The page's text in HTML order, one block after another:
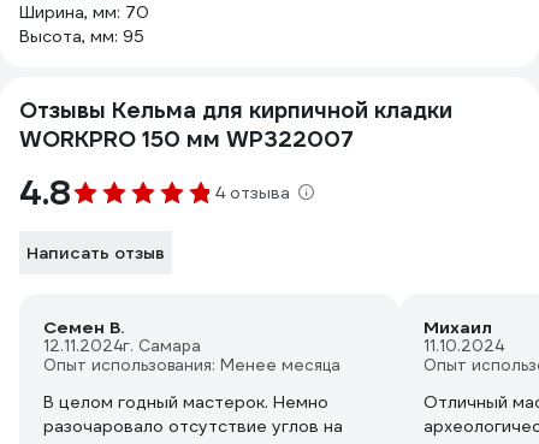
Ширина, мм: 70
Высота, мм: 95
Отзывы Кельма для кирпичной кладки
WORKPRO 150 мм WP322007
4.8 4 отзыва
Написать отзыв
Семен В.
12.11.2024г. Самара
Опыт использования: Менее месяца
В целом годный мастерок. Немно
разочаровало отсутствие углов на
Михаил
11.10.2024
Опыт
Отличный